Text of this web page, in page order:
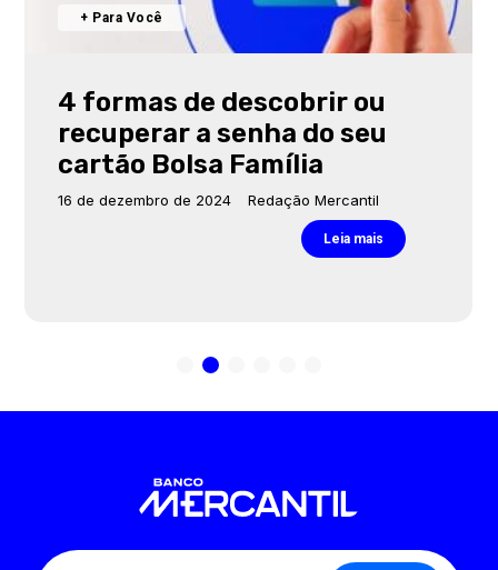
+ Para Você
4 formas de descobrir ou
recuperar a senha do seu
cartão Bolsa Família
16 de dezembro de 2024 Redação Mercantil
Leia mais